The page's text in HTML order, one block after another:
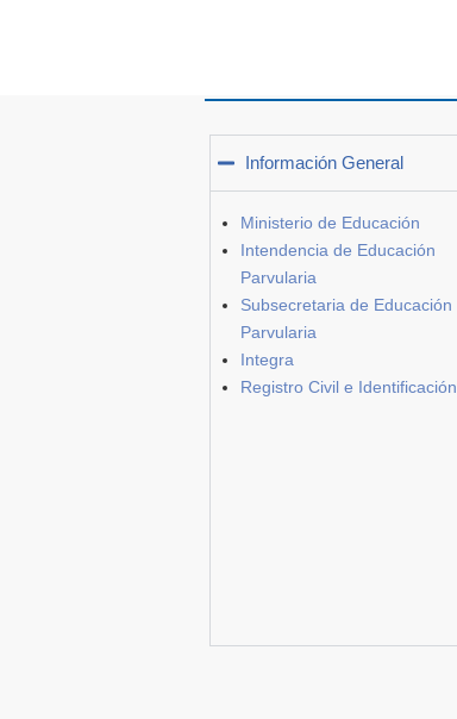
Información General
Ministerio de Educación
Intendencia de Educación
Parvularia
Subsecretaria de Educación
Parvularia
Integra
Registro Civil e Identificación